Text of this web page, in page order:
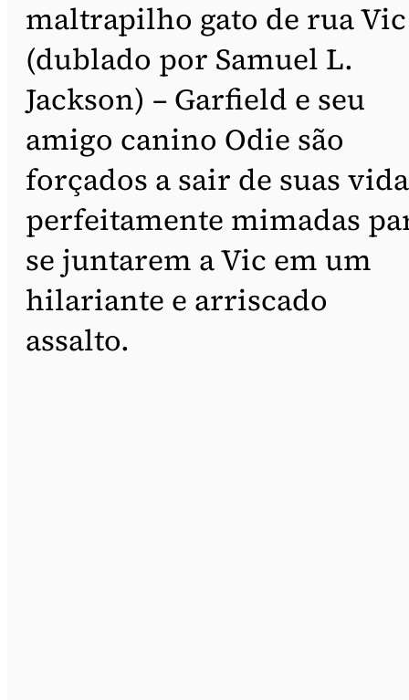
maltrapilho gato de rua Vic
(dublado por Samuel L.
Jackson) – Garfield e seu
amigo canino Odie são
forçados a sair de suas
perfeitamente mimadas
se juntarem a Vic em um
hilariante e arriscado
assalto.